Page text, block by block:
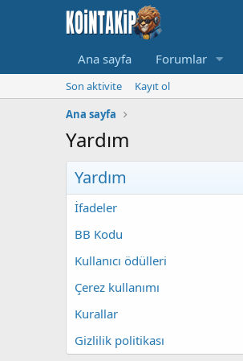
Ana sayfa Forumlar
Son aktivite
Kayıt ol
Ana sayfa
Yardım
Yardım
İfadeler
BB Kodu
Kullanıcı ödülleri
Çerez kullanımı
Kurallar
Gizlilik politikası